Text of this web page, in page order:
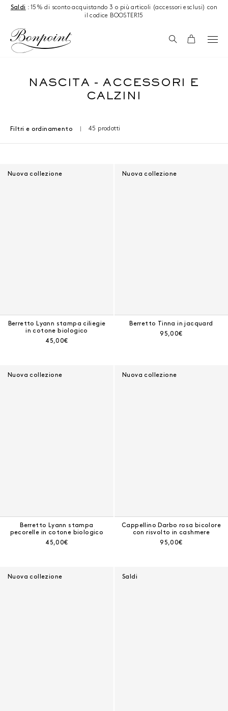
Salta al contenuto
Saldi : 15% di sconto acquistando 3 o più articoli (accessori esclusi) con
il codice BOOSTER15
RicercaCarrello
NASCITA - ACCESSORI E
CALZINI
Filtri e ordinamento 45 prodotti
Nuova collezione
Berretto Lyann stampa ciliegie
in cotone biologico
Prezzo corrente:
45,00€
Nuova collezione
Berretto Tinna in jacquard
Prezzo corrente:
95,00€
Nuova collezione
Berretto Lyann stampa
pecorelle in cotone biologico
Prezzo corrente:
45,00€
Nuova collezione
Cappellino Darbo rosa bicolore
con risvolto in cashmere
Prezzo corrente:
95,00€
Nuova collezione Saldi